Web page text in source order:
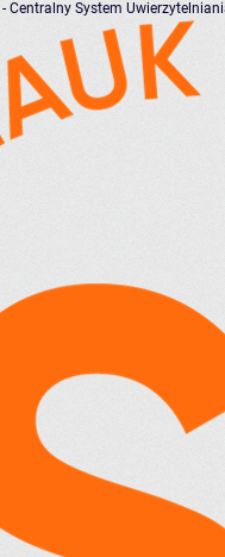
- Centralny System